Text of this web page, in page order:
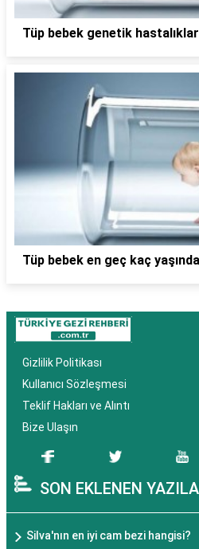
Tüp bebek genetik
Tüp bebek en geç kaç yaşında
Gizlilik Politikası
Kullanıcı Sözleşmesi
Teklif Hakları ve Alıntı
Bize Ulaşın
SON EKLENEN
Silva'nın en iyi cam bezi hangisi?